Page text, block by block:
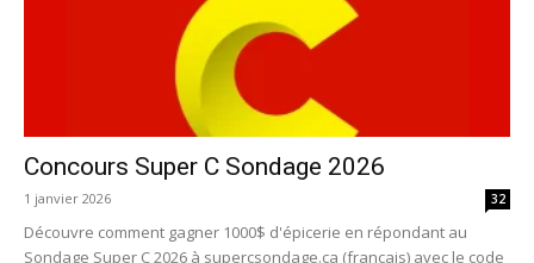
Concours Super C Sondage 2026
1 janvier 2026 32
Découvre comment gagner 1000$ d'épicerie en répondant au
Sondage Super C 2026 à supercsondage.ca (francais) avec le code